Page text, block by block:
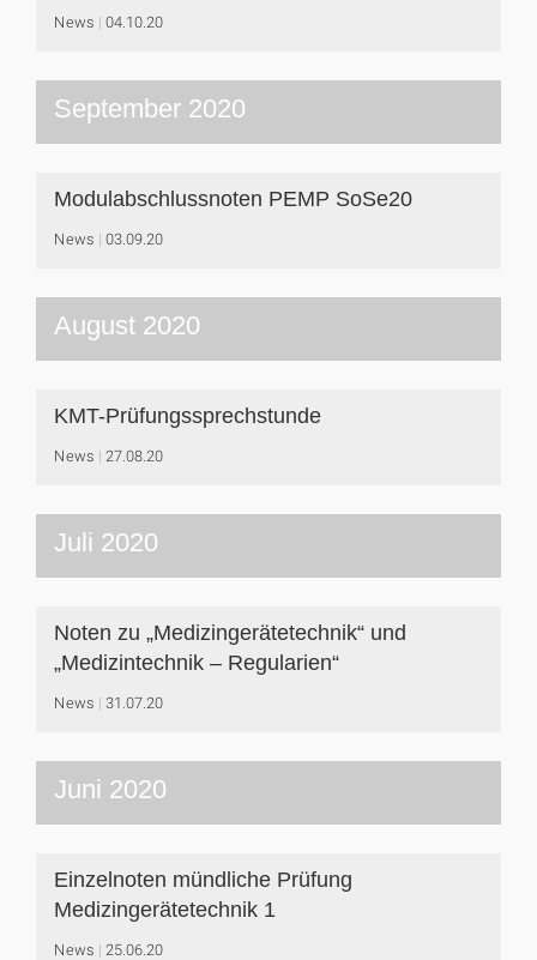
News 04.10.20
September 2020
Modulabschlussnoten PEMP SoSe20
News 03.09.20
August 2020
KMT-Prüfungssprechstunde
News 27.08.20
Juli 2020
Noten zu „Medizingerätetechnik“ und
„Medizintechnik – Regularien“
News 31.07.20
Juni 2020
Einzelnoten mündliche Prüfung
Medizingerätetechnik 1
News 25.06.20